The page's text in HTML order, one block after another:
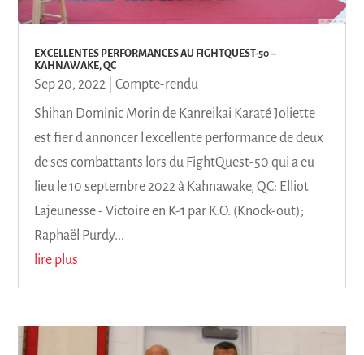
EXCELLENTES PERFORMANCES AU FIGHTQUEST-50 –
KAHNAWAKE, QC
Sep 20, 2022 |Compte-rendu
Shihan Dominic Morin de Kanreikai Karaté Joliette
est fier d'annoncer l'excellente performance de deux
de ses combattants lors du FightQuest-50 qui a eu
lieu le 10 septembre 2022 à Kahnawake, QC: Elliot
Lajeunesse - Victoire en K-1 par K.O. (Knock-out);
Raphaël Purdy...
lire plus